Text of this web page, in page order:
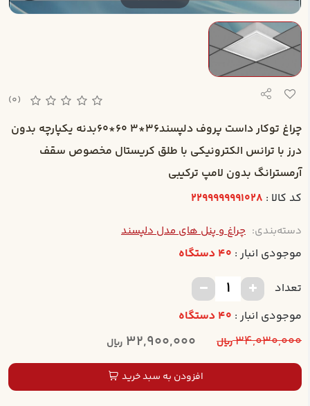
(0)
چراغ توکار داست پروف دلپسند36*3 60*60بدنه يكپارچه بدون
درز با ترانس الكترونيكي با طلق كريستال مخصوص سقف
آرمسترانگ بدون لامپ ترکيبي
کد کالا : 2299999991028
دسته‌بندی: چراغ و پنل های مدل دلپسند
موجودی انبار : 40 دستگاه
تعداد
موجودی انبار : 40 دستگاه
34,030,000ریال 32,900,000 ریال
افزودن به سبد خرید